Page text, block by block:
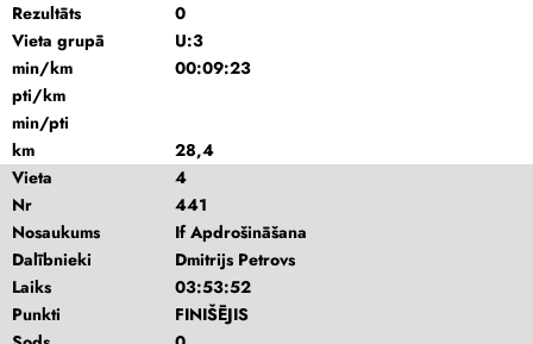
Rezultāts
0
Vieta grupā
U:3
min/km
00:09:23
pti/km
min/pti
km
28,4
Vieta
4
Nr
441
Nosaukums
If Apdrošināšana
Dalībnieki
Dmitrijs Petrovs
Laiks
03:53:52
Punkti
FINIŠĒJIS